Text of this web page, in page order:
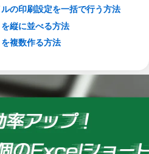
の印刷設定を一括で行う方法
縦に並べる方法
複数作る方法